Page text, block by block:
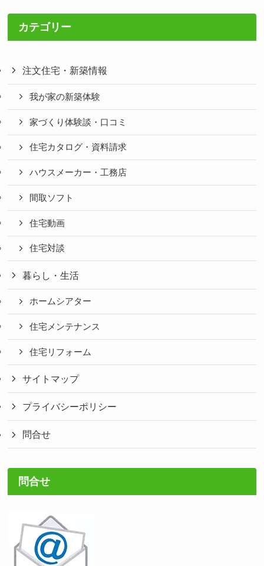
カテゴリー
注文住宅・新築情報
我が家の新築体験
家づくり体験談・口コミ
住宅カタログ・資料請求
ハウスメーカー・工務店
間取ソフト
住宅動画
住宅対談
暮らし・生活
ホームシアター
住宅メンテナンス
住宅リフォーム
サイトマップ
プライバシーポリシー
問合せ
問合せ